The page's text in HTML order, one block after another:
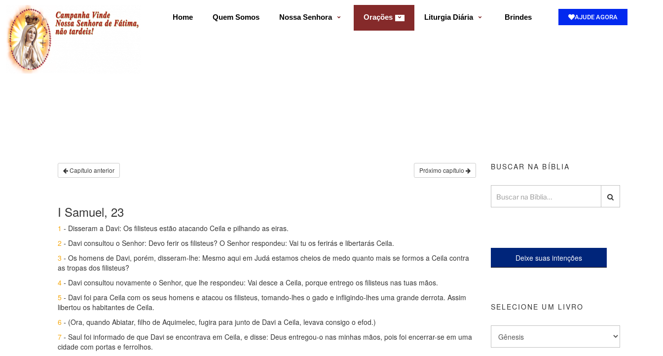
Home Quem Somos Nossa Senhora Orações Liturgia Diária Brindes AJUDE AGORA
Capítulo anterior Próximo capítulo
I Samuel, 23
1 - Disseram a Davi: Os filisteus estão atacando Ceila e pilhando as eiras.
2 - Davi consultou o Senhor: Devo ferir os filisteus? O Senhor respondeu: Vai tu os ferirás e libertarás Ceila.
3 - Os homens de Davi, porém, disseram-lhe: Mesmo aqui em Judá estamos cheios de medo quanto mais se formos a Ceila contra
as tropas dos filisteus?
4 - Davi consultou novamente o Senhor, que lhe respondeu: Vai desce a Ceila, porque entrego os filisteus nas tuas mãos.
5 - Davi foi para Ceila com os seus homens e atacou os filisteus, tomando-lhes o gado e infligindo-lhes uma grande derrota. Assim
libertou os habitantes de Ceila.
6 - (Ora, quando Abiatar, filho de Aquimelec, fugira para junto de Davi a Ceila, levava consigo o efod.)
7 - Saul foi informado de que Davi se encontrava em Ceila, e disse: Deus entregou-o nas minhas mãos, pois foi encerrar-se em uma
cidade com portas e ferrolhos.
BUSCAR NA BÍBLIA
Deixe suas intenções
SELECIONE UM LIVRO